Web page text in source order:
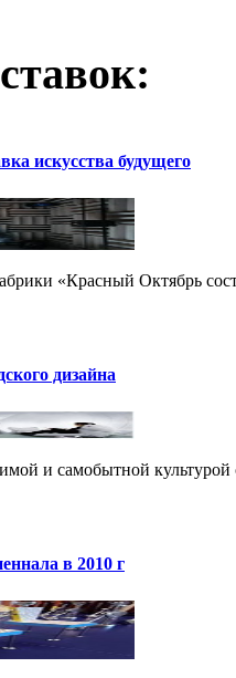
искусства будущего
«Красный Октябрь
дизайна
и самобытной
в 2010 г